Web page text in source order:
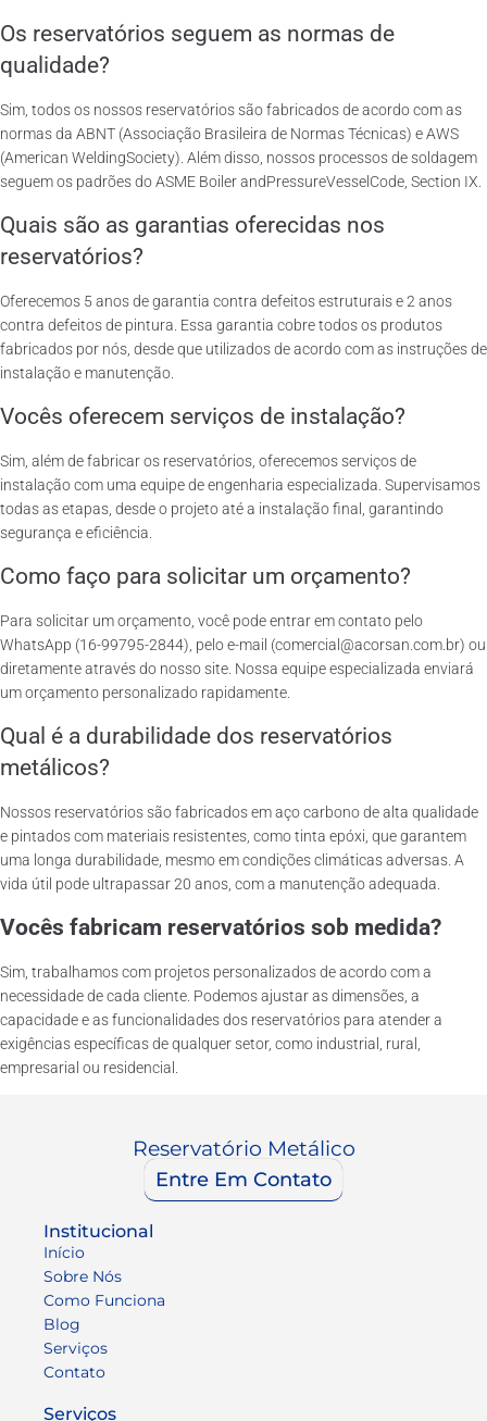
Os reservatórios seguem as normas de
qualidade?
Sim, todos os nossos reservatórios são fabricados de acordo com as
normas da ABNT (Associação Brasileira de Normas Técnicas) e AWS
(American WeldingSociety). Além disso, nossos processos de soldagem
seguem os padrões do ASME Boiler andPressureVesselCode, Section IX.
Quais são as garantias oferecidas nos
reservatórios?
Oferecemos 5 anos de garantia contra defeitos estruturais e 2 anos
contra defeitos de pintura. Essa garantia cobre todos os produtos
fabricados por nós, desde que utilizados de acordo com as instruções de
instalação e manutenção.
Vocês oferecem serviços de instalação?
Sim, além de fabricar os reservatórios, oferecemos serviços de
instalação com uma equipe de engenharia especializada. Supervisamos
todas as etapas, desde o projeto até a instalação final, garantindo
segurança e eficiência.
Como faço para solicitar um orçamento?
Para solicitar um orçamento, você pode entrar em contato pelo
WhatsApp (16-99795-2844), pelo e-mail (comercial@acorsan.com.br) ou
diretamente através do nosso site. Nossa equipe especializada enviará
um orçamento personalizado rapidamente.
Qual é a durabilidade dos reservatórios
metálicos?
Nossos reservatórios são fabricados em aço carbono de alta qualidade
e pintados com materiais resistentes, como tinta epóxi, que garantem
uma longa durabilidade, mesmo em condições climáticas adversas. A
vida útil pode ultrapassar 20 anos, com a manutenção adequada.
Vocês fabricam reservatórios sob medida?
Sim, trabalhamos com projetos personalizados de acordo com a
necessidade de cada cliente. Podemos ajustar as dimensões, a
capacidade e as funcionalidades dos reservatórios para atender a
exigências específicas de qualquer setor, como industrial, rural,
empresarial ou residencial.
Reservatório Metálico
Entre Em Contato
Institucional
Início
Sobre Nós
Como Funciona
Blog
Serviços
Contato
Serviços